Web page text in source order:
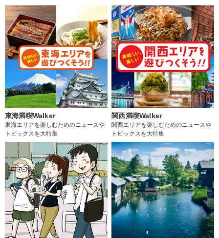
東海満喫Walker
東海エリアを楽しむためのニュースや
トピックスを大特集
関西満喫Walker
関西エリアを楽しむためのニュースや
トピックスを大特集